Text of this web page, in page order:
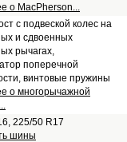
о MacPherson...
с подвеской колес на
и сдвоенных
рычагах,
поперечной
винтовые пружины
о многорычажной
225/50 R17
шины